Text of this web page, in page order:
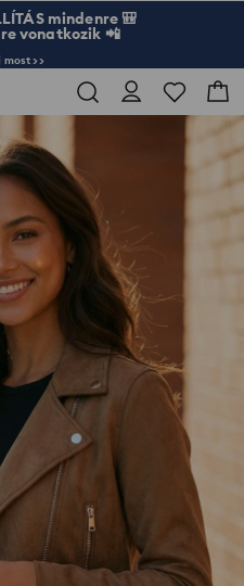
mindenre 🎒
vonatkozik 📲
>>